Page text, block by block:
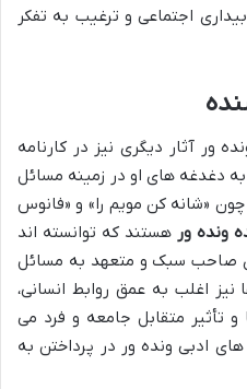
بیداری اجتماعی و ترغیب به تفکر
ور آثار دیگری نیز در کارنامه
دغدغه های او در زمینه مسائل
چون «شانه کن مویم را» و «فانوس
ونده ور هستند که توانسته اند
ای صاحب سبک و متعهد به مسائل
اغلب به عمق روابط انسانی،
متقابل جامعه و فرد می
ادبی ونده ور در پرداختن به